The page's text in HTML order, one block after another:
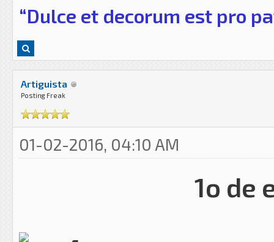
“Dulce et decorum est pro
Artiguista
Posting Freak
01-02-2016, 04:10 AM
1o de